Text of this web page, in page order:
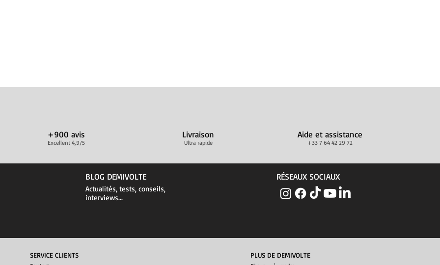
+900 avis
Excellent 4,9/5
Livraison
Ultra rapide
Aide et assistance
+33 7 64 42 29 72
BLOG DEMIVOLTE
Actualités, tests, conseils,
interviews...
RÉSEAUX SOCIAUX
SERVICE CLIENTS PLUS DE DEMIVOLTE